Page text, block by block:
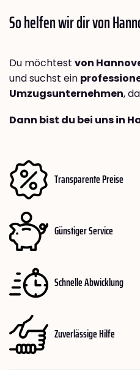
So helfen wir dir von
Du möchtest von
und suchst ein
Umzugsunternehmen,
Dann bist du bei uns in
Transparente Preise
Günstiger Service
Schnelle Abwicklung
Zuverlässige Hilfe